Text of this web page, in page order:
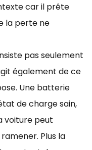
car il prête
la perte ne
pas seulement
également de ce
Une batterie
de charge sain,
voiture peut
Plus la